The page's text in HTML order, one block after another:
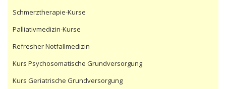
Schmerztherapie-Kurse
Palliativmedizin-Kurse
Refresher Notfallmedizin
Kurs Psychosomatische Grundversorgung
Kurs Geriatrische Grundversorgung